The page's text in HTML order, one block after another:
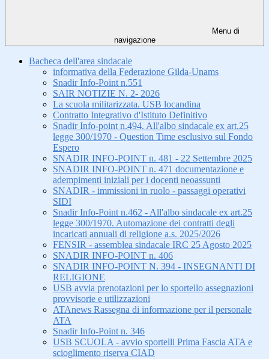
Menu di
navigazione
Bacheca dell'area sindacale
informativa della Federazione Gilda-Unams
Snadir Info-Point n.551
SAIR NOTIZIE N. 2- 2026
La scuola militarizzata. USB locandina
Contratto Integrativo d'Istituto Definitivo
Snadir Info-point n.494. All'albo sindacale ex art.25
legge 300/1970 - Question Time esclusivo sul Fondo
Espero
SNADIR INFO-POINT n. 481 - 22 Settembre 2025
SNADIR INFO-POINT n. 471 documentazione e
adempimenti iniziali per i docenti neoassunti
SNADIR - immissioni in ruolo - passaggi operativi
SIDI
Snadir Info-Point n.462 - All'albo sindacale ex art.25
legge 300/1970. Automazione dei contratti degli
incaricati annuali di religione a.s. 2025/2026
FENSIR - assemblea sindacale IRC 25 Agosto 2025
SNADIR INFO-POINT n. 406
SNADIR INFO-POINT N. 394 - INSEGNANTI DI
RELIGIONE
USB avvia prenotazioni per lo sportello assegnazioni
provvisorie e utilizzazioni
ATAnews Rassegna di informazione per il personale
ATA
Snadir Info-Point n. 346
USB SCUOLA - avvio sportelli Prima Fascia ATA e
scioglimento riserva CIAD